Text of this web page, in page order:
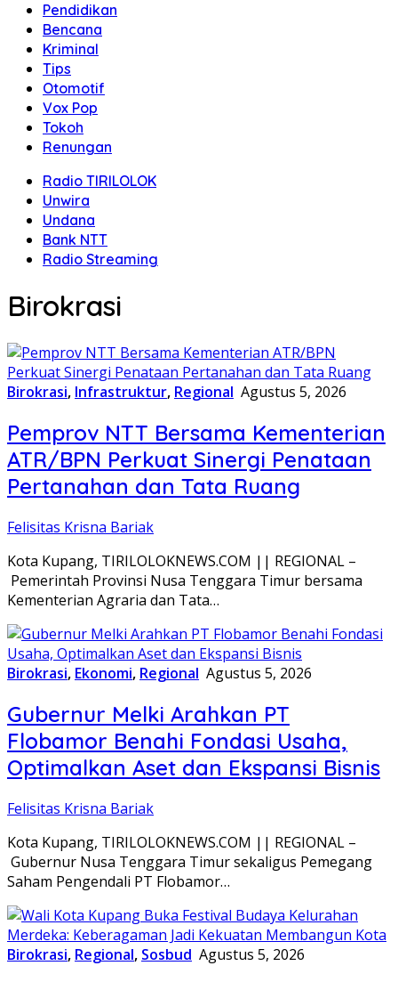
Pendidikan
Bencana
Kriminal
Tips
Otomotif
Vox Pop
Tokoh
Renungan
Radio TIRILOLOK
Unwira
Undana
Bank NTT
Radio Streaming
Birokrasi
Birokrasi, Infrastruktur, Regional Agustus 5, 2026
Pemprov NTT Bersama Kementerian
ATR/BPN Perkuat Sinergi Penataan
Pertanahan dan Tata Ruang
Felisitas Krisna Bariak
Kota Kupang, TIRILOLOKNEWS.COM || REGIONAL –
Pemerintah Provinsi Nusa Tenggara Timur bersama
Kementerian Agraria dan Tata…
Birokrasi, Ekonomi, Regional Agustus 5, 2026
Gubernur Melki Arahkan PT
Flobamor Benahi Fondasi Usaha,
Optimalkan Aset dan Ekspansi Bisnis
Felisitas Krisna Bariak
Kota Kupang, TIRILOLOKNEWS.COM || REGIONAL –
Gubernur Nusa Tenggara Timur sekaligus Pemegang
Saham Pengendali PT Flobamor…
Birokrasi, Regional, Sosbud Agustus 5, 2026